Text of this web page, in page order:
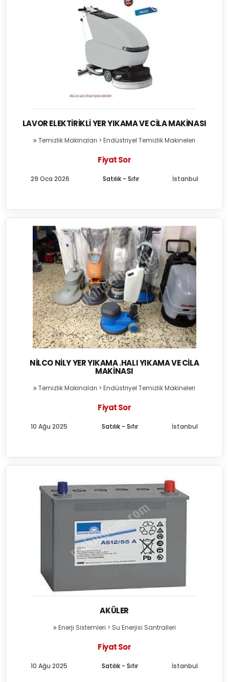
LAVOR ELEKTIRIKLI YER YIKAMA VE CILA MAKINASI
Temizlik Makinaları >Endüstriyel Temizlik Makineleri
Fiyat Sor
Satılık - Sıfır
29 Oca 2026 İstanbul
NILCO NILY YER YIKAMA .HALI YIKAMA VE CILA
MAKINASI
Temizlik Makinaları >Endüstriyel Temizlik Makineleri
Fiyat Sor
Satılık - Sıfır
10 Ağu 2025 İstanbul
AKÜLER
Enerji Sistemleri > Su Enerjisi Santralleri
Fiyat Sor
Satılık - Sıfır
10 Ağu 2025 İstanbul